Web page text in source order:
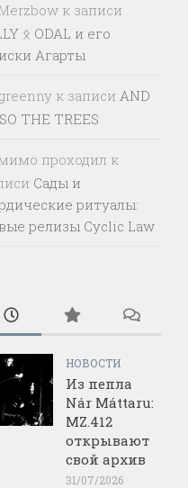
к записи
ᛟ ODAL и его
Агарты
к записи AND
THE TREES
проходил к
Сады и
ритуалы:
релизы Cyclic Law
НОВОСТИ
Из пепла
Nár Máttaru:
MZ.412
открывают
свой архив
31/07/2026